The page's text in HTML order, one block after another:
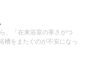
、「在来浴室の寒さがつ
槽をまたぐのが不安になっ